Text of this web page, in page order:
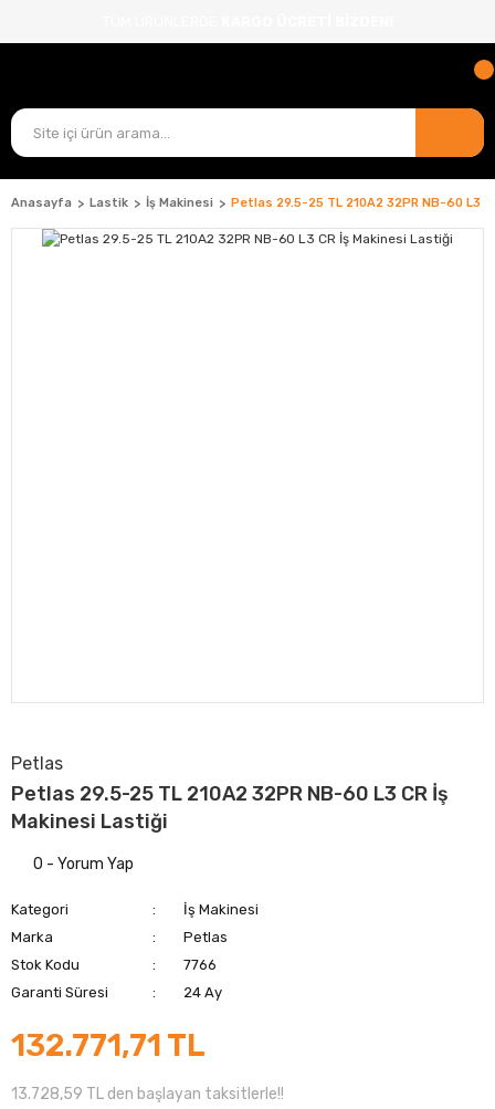
Anasayfa Lastik İş Makinesi Petlas 29.5-25 TL 210A2 32PR NB-60 L3
Petlas
Petlas 29.5-25 TL 210A2 32PR NB-60 L3 CR İş
Makinesi Lastiği
0 - Yorum Yap
Kategori
İş Makinesi
Marka
Petlas
Stok Kodu
7766
Garanti Süresi
24 Ay
132.771,71 TL
13.728,59 TL den başlayan taksitlerle!!